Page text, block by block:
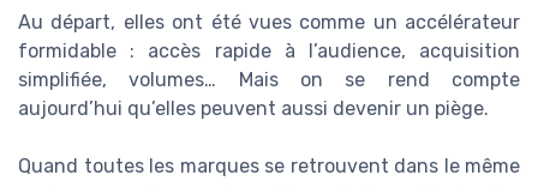
Au départ, elles ont été vues comme un accélérateur
formidable : accès rapide à l’audience, acquisition
simplifiée, volumes… Mais on se rend compte
aujourd’hui qu’elles peuvent aussi devenir un piège.
Quand toutes les marques se retrouvent dans le même